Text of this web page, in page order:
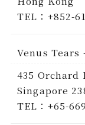
TEL：+852-
Venus Tears
435 Orchard
Singapore
TEL：+65-